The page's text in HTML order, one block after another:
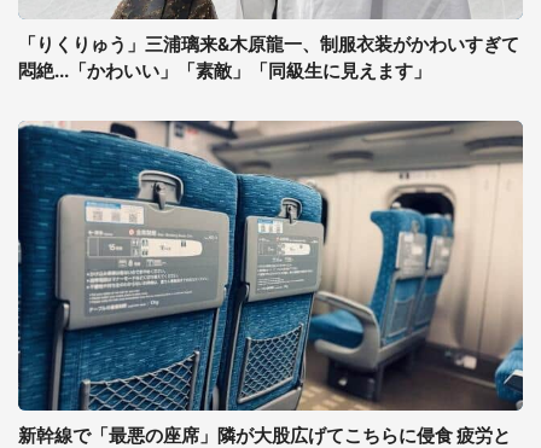
「りくりゅう」三浦璃来&木原龍一、制服衣装がかわいすぎて
悶絶...「かわいい」「素敵」「同級生に見えます」
新幹線で「最悪の座席」隣が大股広げてこちらに侵食 疲労と